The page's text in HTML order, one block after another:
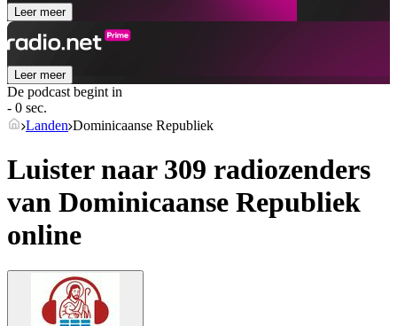
Leer meer
Leer meer
De podcast begint in
- 0 sec.
Landen Dominicaanse Republiek
Luister naar 309 radiozenders
van Dominicaanse Republiek
online